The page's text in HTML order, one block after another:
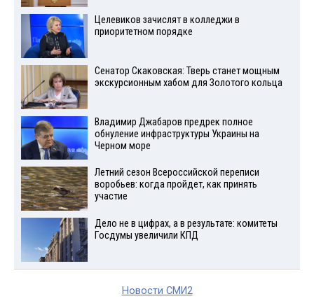
Целевиков зачислят в колледжи в
приоритетном порядке
Сенатор Скаковская: Тверь станет мощным
экскурсионным хабом для Золотого кольца
Владимир Джабаров предрек полное
обнуление инфраструктуры Украины на
Черном море
Летний сезон Всероссийской переписи
воробьев: когда пройдет, как принять
участие
Дело не в цифрах, а в результате: комитеты
Госдумы увеличили КПД
Новости СМИ2